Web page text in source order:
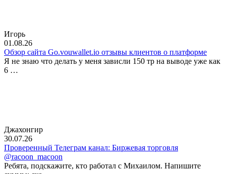
Игорь
01.08.26
Обзор сайта Go.vouwallet.io отзывы клиентов о платформе
Я не знаю что делать у меня зависли 150 тр на выводе уже как
6 …
Джахонгир
30.07.26
Проверенный Телеграм канал: Биржевая торговля
@racoon_macoon
Ребята, подскажите, кто работал с Михаилом. Напишите